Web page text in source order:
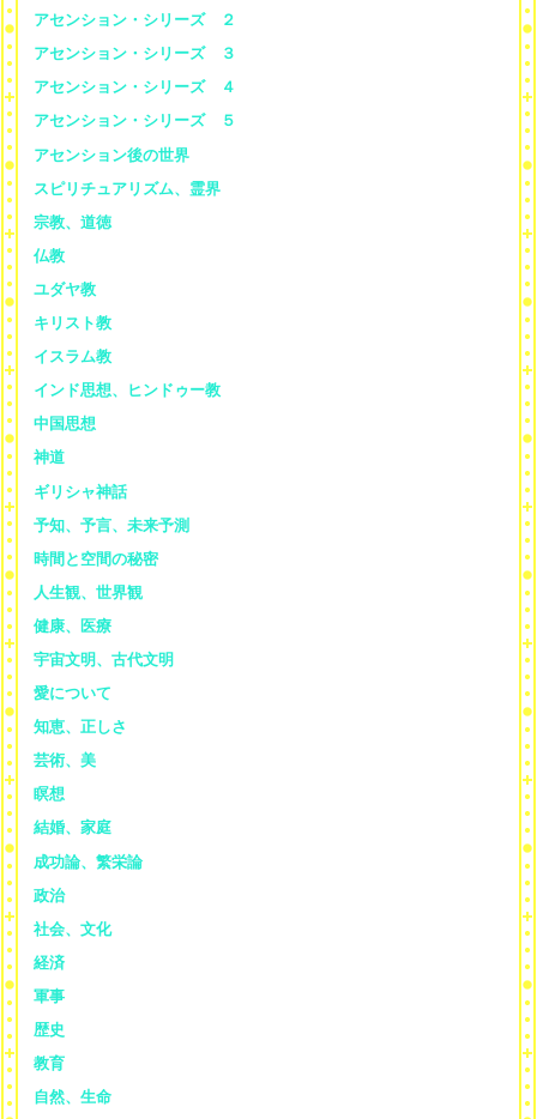
アセンション・シリーズ ２
アセンション・シリーズ ３
アセンション・シリーズ ４
アセンション・シリーズ ５
アセンション後の世界
スピリチュアリズム、霊界
宗教、道徳
仏教
ユダヤ教
キリスト教
イスラム教
インド思想、ヒンドゥー教
中国思想
神道
ギリシャ神話
予知、予言、未来予測
時間と空間の秘密
人生観、世界観
健康、医療
宇宙文明、古代文明
愛について
知恵、正しさ
芸術、美
瞑想
結婚、家庭
成功論、繁栄論
政治
社会、文化
経済
軍事
歴史
教育
自然、生命